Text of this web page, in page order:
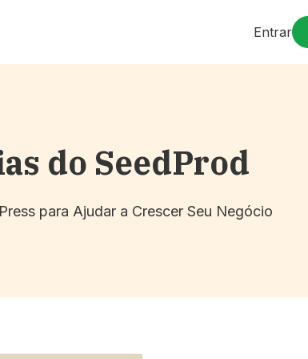
Entrar
do SeedProd
para Ajudar a Crescer Seu Negócio